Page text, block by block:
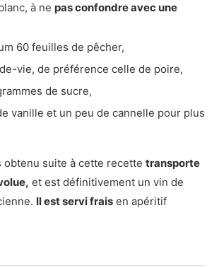
à ne pas confondre avec une
60 feuilles de pêcher,
vie, de préférence celle de poire,
de sucre,
vanille et un peu de cannelle pour plus
obtenu suite à cette recette transporte
et est définitivement un vin de
Il est servi frais en apéritif